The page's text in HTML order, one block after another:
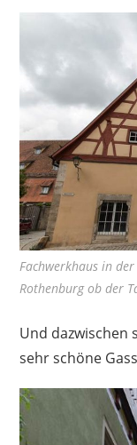
Fachwerkhaus in
Rothenburg ob der
Und dazwischen
sehr schöne